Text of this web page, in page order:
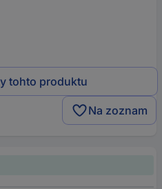
tohto produktu
Na zoznam